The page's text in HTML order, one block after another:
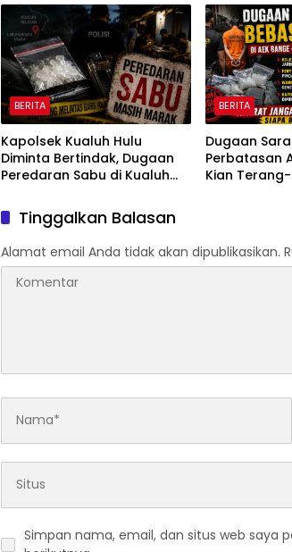
Ketahanan Pangan dan Gizi
Nasional
BERITA
Kapolsek Kualuh Hulu
Diminta Bertindak, Dugaan
Peredaran Sabu di Kualuh
Sorotan Warga
BERITA
Dugaan
Perbatasan
Kian
Tinggalkan Balasan
Alamat email Anda tidak akan dipublikasikan.
Simpan nama, email, dan situs web saya